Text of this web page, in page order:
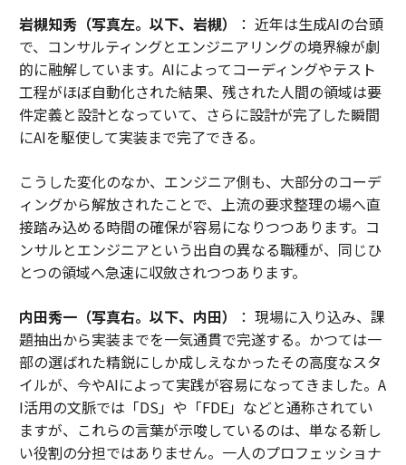
岩槻知秀（写真左。以下、岩槻）
： 近年は生成AIの台頭
で、コンサルティングとエンジニアリングの境界線が劇
的に融解しています。AIによってコーディングやテスト
工程がほぼ自動化された結果、残された人間の領域は要
件定義と設計となっていて、さらに設計が完了した瞬間
にAIを駆使して実装まで完了できる。
こうした変化のなか、エンジニア側も、大部分のコーデ
ィングから解放されたことで、上流の要求整理の場へ直
接踏み込める時間の確保が容易になりつつあります。コ
ンサルとエンジニアという出自の異なる職種が、同じひ
とつの領域へ急速に収斂されつつあります。
内田秀一（写真右。以下、内田）
： 現場に入り込み、課
題抽出から実装までを一気通貫で完遂する。かつては一
部の選ばれた精鋭にしか成しえなかったその高度なスタ
イルが、今やAIによって実践が容易になってきました。A
I活用の文脈では「DS」や「FDE」などと通称されてい
ますが、これらの言葉が示唆しているのは、単なる新し
い役割の分担ではありません。一人のプロフェッショナ